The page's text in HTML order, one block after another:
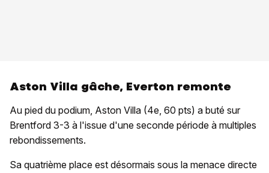
Aston Villa gâche, Everton remonte
Au pied du podium, Aston Villa (4e, 60 pts) a buté sur
Brentford 3-3 à l'issue d'une seconde période à multiples
rebondissements.
Sa quatrième place est désormais sous la menace directe